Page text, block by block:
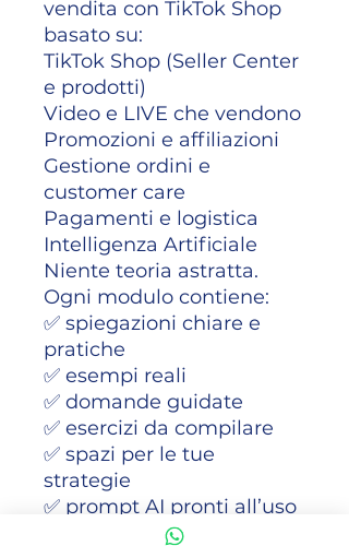
vendita con TikTok Shop
basato su:
TikTok Shop (Seller Center
e prodotti)
Video e LIVE che vendono
Promozioni e affiliazioni
Gestione ordini e
customer care
Pagamenti e logistica
Intelligenza Artificiale
Niente teoria astratta.
Ogni modulo contiene:
✅ spiegazioni chiare e
pratiche
✅ esempi reali
✅ domande guidate
✅ esercizi da compilare
✅ spazi per le tue
strategie
✅ prompt AI pronti all’uso
✅ checklist finali di